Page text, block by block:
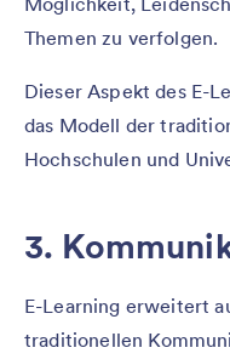
Themen zu verfolgen.
Dieser Aspekt des E-
das Modell der
Hochschulen und
3.
E-Learning erweitert
traditionellen